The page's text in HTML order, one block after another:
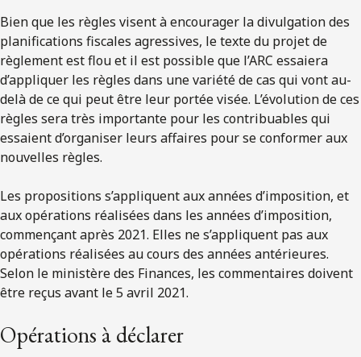
Bien que les règles visent à encourager la divulgation des
planifications fiscales agressives, le texte du projet de
règlement est flou et il est possible que l’ARC essaiera
d’appliquer les règles dans une variété de cas qui vont au-
delà de ce qui peut être leur portée visée. L’évolution de ces
règles sera très importante pour les contribuables qui
essaient d’organiser leurs affaires pour se conformer aux
nouvelles règles.
Les propositions s’appliquent aux années d’imposition, et
aux opérations réalisées dans les années d’imposition,
commençant après 2021. Elles ne s’appliquent pas aux
opérations réalisées au cours des années antérieures.
Selon le ministère des Finances, les commentaires doivent
être reçus avant le 5 avril 2021.
Opérations à déclarer